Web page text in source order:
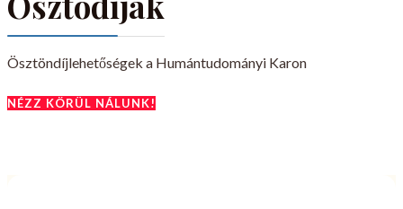
Ösztöndíjlehetőségek a Humántudományi Karon
NÉZZ KÖRÜL NÁLUNK!